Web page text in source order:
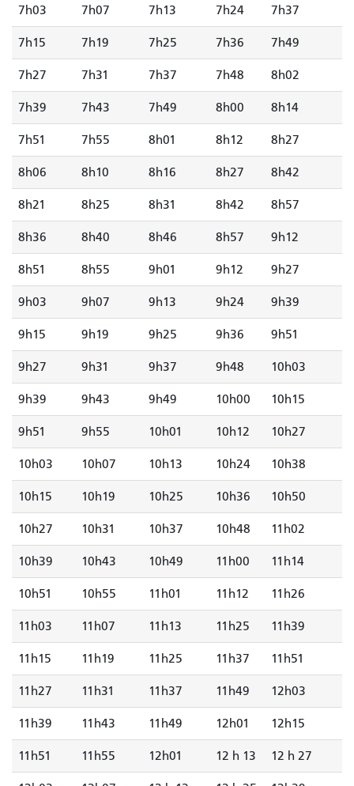
7h03 7h07 7h13 7h24 7h37
7h15 7h19 7h25 7h36 7h49
7h27 7h31 7h37 7h48 8h02
7h39 7h43 7h49 8h00 8h14
7h51 7h55 8h01 8h12 8h27
8h06 8h10 8h16 8h27 8h42
8h21 8h25 8h31 8h42 8h57
8h36 8h40 8h46 8h57 9h12
8h51 8h55 9h01 9h12 9h27
9h03 9h07 9h13 9h24 9h39
9h15 9h19 9h25 9h36 9h51
9h27 9h31 9h37 9h48 10h03
9h39 9h43 9h49 10h00 10h15
9h51 9h55 10h01 10h12 10h27
10h03 10h07 10h13 10h24 10h38
10h15 10h19 10h25 10h36 10h50
10h27 10h31 10h37 10h48 11h02
10h39 10h43 10h49 11h00 11h14
10h51 10h55 11h01 11h12 11h26
11h03 11h07 11h13 11h25 11h39
11h15 11h19 11h25 11h37 11h51
11h27 11h31 11h37 11h49 12h03
11h39 11h43 11h49 12h01 12h15
11h51 11h55 12h01 12 h 13 12 h 27